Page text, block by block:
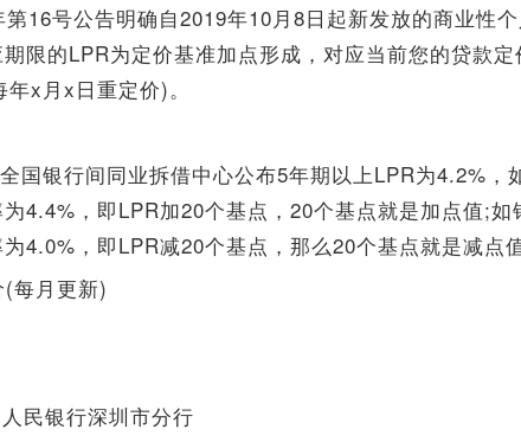
第16号公告明确自2019年10月8日起新发放的商业性
限的LPR为定价基准加点形成，对应当前您的贷款定
x月x日重定价)。
国银行间同业拆借中心公布5年期以上LPR为4.2%，
4.4%，即LPR加20个基点，20个基点就是加点值;如
4.0%，即LPR减20个基点，那么20个基点就是减点值
每月更新)
民银行深圳市分行